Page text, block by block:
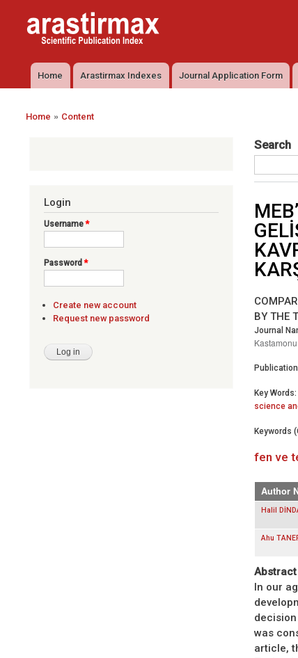
Arastirmax
- Scientific
Publication
Index
Arastirmax
Scientific
Index
Main menu
Home Arastirmax Indexes Journal Application Form
You are here
Home » Content
Search
BY THE
Journal
Key Words:
science
Keywords
fen ve
Author
Halil
Ahu
In our
was
article,
Login
Username*
Password*
Create new account
Request new password